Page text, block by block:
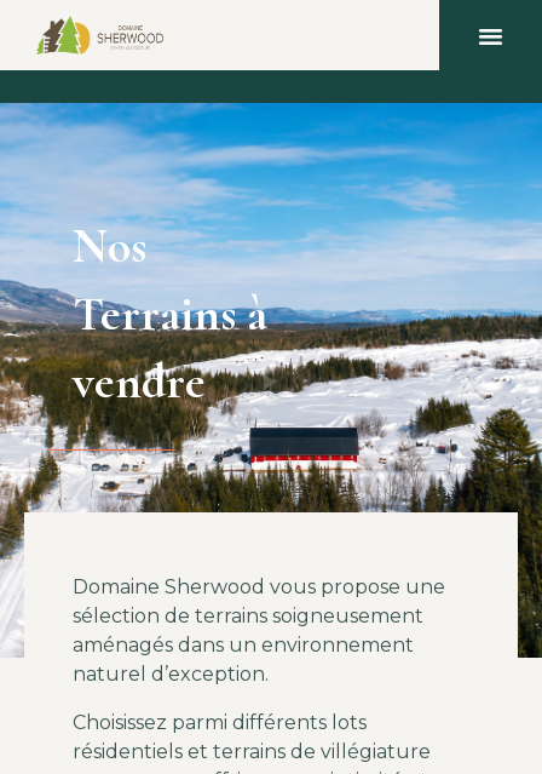
Nos
Terrains à
vendre
Domaine Sherwood vous propose une
sélection de terrains soigneusement
aménagés dans un environnement
naturel d’exception.
Choisissez parmi différents lots
résidentiels et terrains de villégiature